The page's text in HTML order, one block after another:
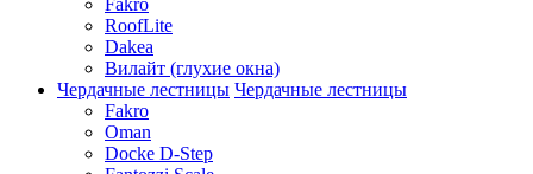
Fakro
RoofLite
Dakea
Вилайт (глухие окна)
Чердачные лестницы Чердачные лестницы
Fakro
Oman
Docke D-Step